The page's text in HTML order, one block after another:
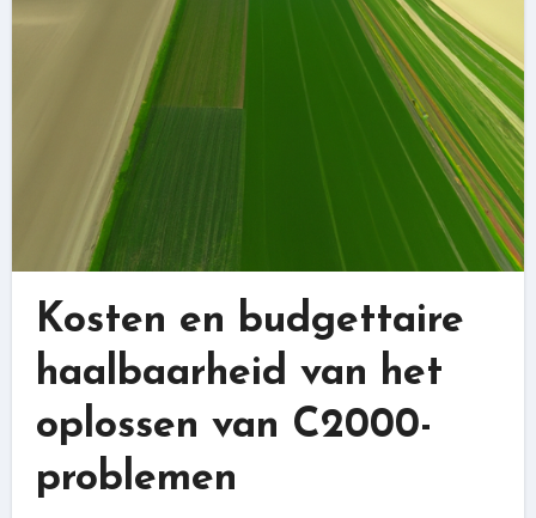
Kosten en budgettaire
haalbaarheid van het
oplossen van C2000-
problemen